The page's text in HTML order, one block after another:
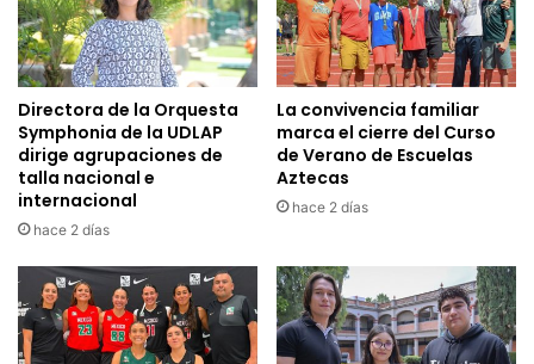
Directora de la Orquesta
Symphonia de la UDLAP
dirige agrupaciones de
talla nacional e
internacional
hace 2 días
La convivencia familiar
marca el cierre del Curso
de Verano de Escuelas
Aztecas
hace 2 días